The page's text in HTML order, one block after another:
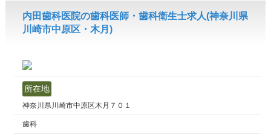
内田歯科医院の歯科医師・歯科衛生士求人(神奈川県
川崎市中原区・木月)
所在地
神奈川県川崎市中原区木月７０１
歯科